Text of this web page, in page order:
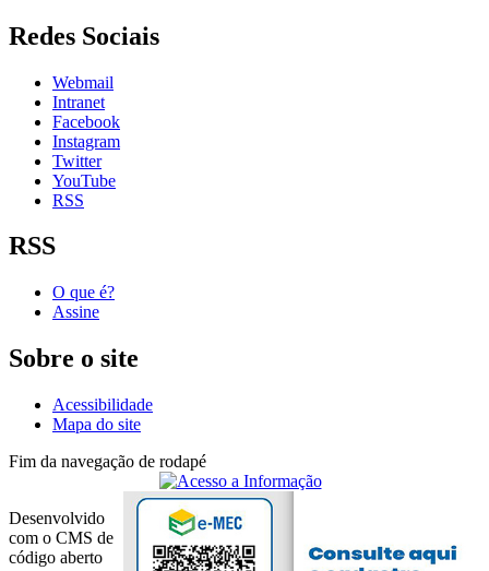
Redes Sociais
Webmail
Intranet
Facebook
Instagram
Twitter
YouTube
RSS
RSS
O que é?
Assine
Sobre o site
Acessibilidade
Mapa do site
Fim da navegação de rodapé
Desenvolvido
com o CMS de
código aberto